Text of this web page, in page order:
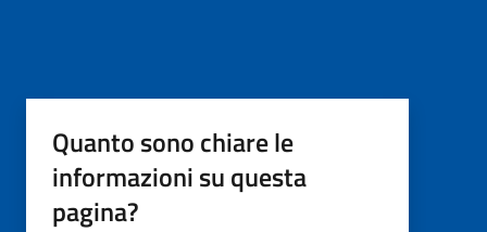
Quanto sono chiare le
informazioni su questa
pagina?